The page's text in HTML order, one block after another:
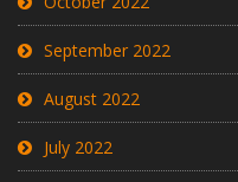
September 2022
August 2022
July 2022